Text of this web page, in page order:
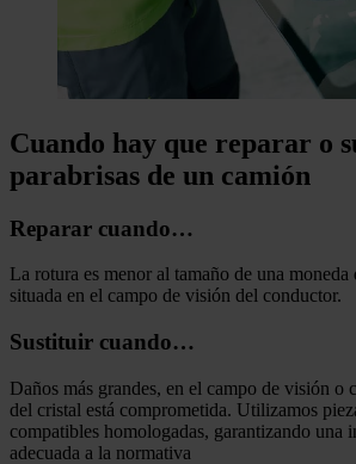
Cuando hay que reparar o
parabrisas de un camión
Reparar cuando…
La rotura es menor al tamaño de una moneda
situada en el campo de visión del conductor.
Sustituir cuando…
Daños más grandes, en el campo de visión o
del cristal está comprometida. Utilizamos
compatibles homologadas, garantizando una
adecuada a la normativa